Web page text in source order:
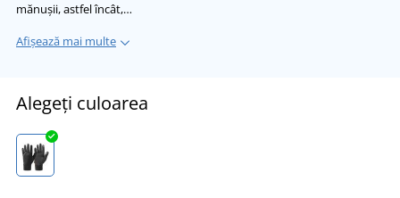
mănușii, astfel încât,…
Afișează mai multe
Alegeți culoarea